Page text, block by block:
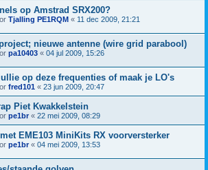
op Amstrad SRX200?
Tjalling PE1RQM « 11 dec 2009, 21:21
nieuwe antenne (wire grid parabool)
pa10403 « 04 jul 2009, 15:26
op deze frequenties of maak je LO's
fred101 « 23 jun 2009, 20:47
Piet Kwakkelstein
pe1br « 22 mei 2009, 08:29
EME103 MiniKits RX voorversterker
pe1br« 04 mei 2009, 13:53